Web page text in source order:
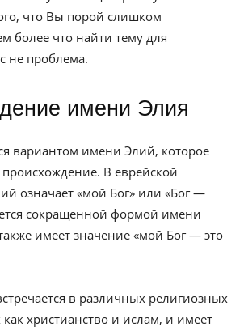
что Вы порой слишком
более что найти тему для
не проблема.
имени Элия
вариантом имени Элий, которое
В еврейской
означает «мой Бог» или «Бог —
сокращенной формой имени
имеет значение «мой Бог — это
в различных религиозных
как христианство и ислам, и имеет